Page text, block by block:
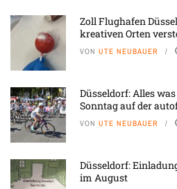
Zoll Flughafen
kreativen Orten
VON UTE NEUBAUER
Düsseldorf: Alles
Sonntag auf der
VON UTE NEUBAUER
Düsseldorf:
im August